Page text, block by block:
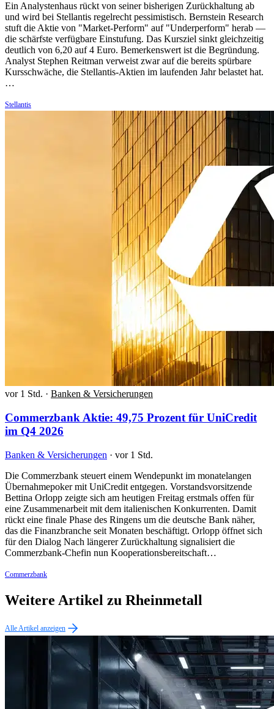
Ein Analystenhaus rückt von seiner bisherigen Zurückhaltung ab
und wird bei Stellantis regelrecht pessimistisch. Bernstein Research
stuft die Aktie von "Market-Perform" auf "Underperform" herab —
die schärfste verfügbare Einstufung. Das Kursziel sinkt gleichzeitig
deutlich von 6,20 auf 4 Euro. Bemerkenswert ist die Begründung.
Analyst Stephen Reitman verweist zwar auf die bereits spürbare
Kursschwäche, die Stellantis-Aktien im laufenden Jahr belastet hat.
…
Stellantis
vor 1 Std. · Banken & Versicherungen
Commerzbank Aktie: 49,75 Prozent für UniCredit
im Q4 2026
Banken & Versicherungen · vor 1 Std.
Die Commerzbank steuert einem Wendepunkt im monatelangen
Übernahmepoker mit UniCredit entgegen. Vorstandsvorsitzende
Bettina Orlopp zeigte sich am heutigen Freitag erstmals offen für
eine Zusammenarbeit mit dem italienischen Konkurrenten. Damit
rückt eine finale Phase des Ringens um die deutsche Bank näher,
das die Finanzbranche seit Monaten beschäftigt. Orlopp öffnet sich
für den Dialog Nach längerer Zurückhaltung signalisiert die
Commerzbank-Chefin nun Kooperationsbereitschaft…
Commerzbank
Weitere Artikel zu Rheinmetall
Alle Artikel anzeigen